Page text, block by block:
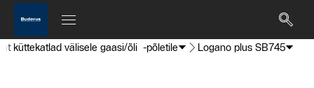
küttekatlad välisele gaasi/õli -põletile Logano plus SB745